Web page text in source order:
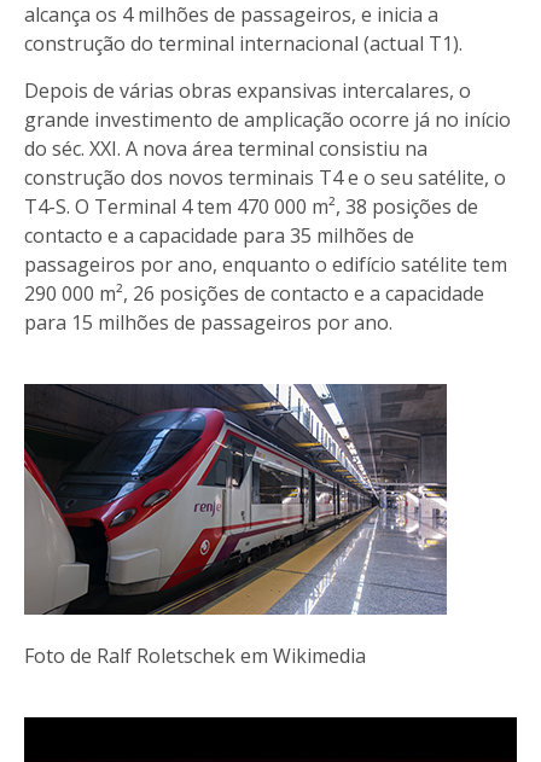
alcança os 4 milhões de passageiros, e inicia a
construção do terminal internacional (actual T1).
Depois de várias obras expansivas intercalares, o
grande investimento de amplicação ocorre já no início
do séc. XXI. A nova área terminal consistiu na
construção dos novos terminais T4 e o seu satélite, o
T4-S. O Terminal 4 tem 470 000 m², 38 posições de
contacto e a capacidade para 35 milhões de
passageiros por ano, enquanto o edifício satélite tem
290 000 m², 26 posições de contacto e a capacidade
para 15 milhões de passageiros por ano.
Foto de Ralf Roletschek em Wikimedia